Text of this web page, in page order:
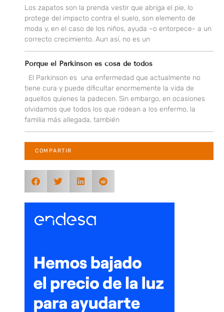
Los zapatos son la prenda vestir que abriga el pie, lo
protege del impacto contra el suelo, son elemento de
moda y, en el caso de los niños, ayuda –o entorpece- a un
correcto crecimiento. Aun así, no es un
Porque el Parkinson es cosa de todos
El Parkinson es una enfermedad que actualmente no
tiene cura y puede dificultar enormemente la vida de
aquellos quienes la padecen. Sin embargo, en ocasiones
olvidamos que todos los que rodean a los enfermo, la
familia más allegada, también
COMPARTIR